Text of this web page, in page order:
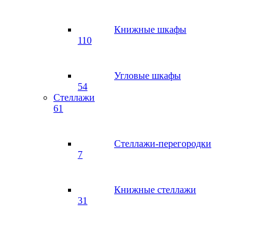
Книжные шкафы
110
Угловые шкафы
54
Стеллажи
61
Стеллажи-перегородки
7
Книжные стеллажи
31